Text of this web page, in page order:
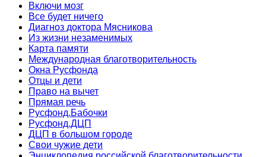
Включи мозг
Все будет ничего
Диагноз доктора Мясникова
Из жизни незаменимых
Карта памяти
Международная благотворительность
Окна Русфонда
Отцы и дети
Право на вычет
Прямая речь
Русфонд.Бабочки
Русфонд.ДЦП
ДЦП в большом городе
Свои чужие дети